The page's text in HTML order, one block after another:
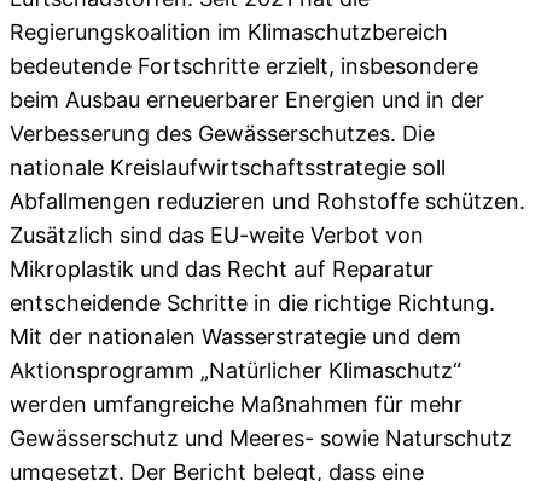
Regierungskoalition im Klimaschutzbereich
bedeutende Fortschritte erzielt, insbesondere
beim Ausbau erneuerbarer Energien und in der
Verbesserung des Gewässerschutzes. Die
nationale Kreislaufwirtschaftsstrategie soll
Abfallmengen reduzieren und Rohstoffe schützen.
Zusätzlich sind das EU-weite Verbot von
Mikroplastik und das Recht auf Reparatur
entscheidende Schritte in die richtige Richtung.
Mit der nationalen Wasserstrategie und dem
Aktionsprogramm „Natürlicher Klimaschutz“
werden umfangreiche Maßnahmen für mehr
Gewässerschutz und Meeres- sowie Naturschutz
umgesetzt. Der Bericht belegt, dass eine